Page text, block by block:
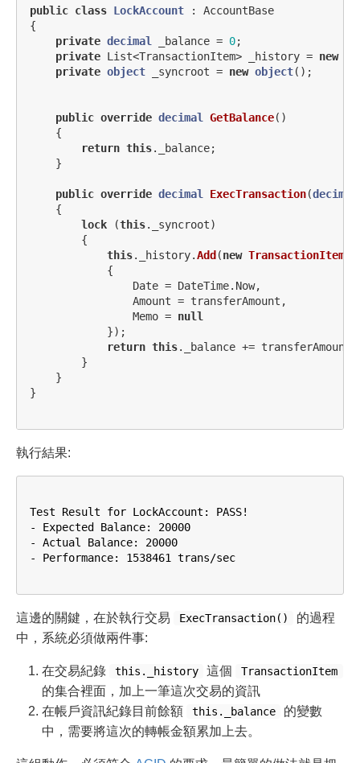
public class LockAccount :
AccountBase
{
private decimal _balance = 0;
private List<TransactionItem> _history = new
private object _syncroot = new object();
public override decimal GetBalance()
{
return this. _balance;
}
public override decimal ExecTransaction(decimal
{
lock
(this. _syncroot)
{
this. _history.Add (new TransactionItem
{
Date = DateTime. Now,
Amount = transferAmount ,
Memo = null
});
return this. _balance += transferAmount
}
}
}
執行結果:
Test Result for LockAccount: PASS!
- Expected Balance: 20000
- Actual Balance: 20000
- Performance: 1538461 trans/sec
這邊的關鍵，在於執行交易 ExecTransaction()
的過程
中，系統必須做兩件事:
在交易紀錄 this._history 這個 TransactionItem
的集合裡面，加上一筆這次交易的資訊
在帳戶資訊紀錄目前餘額
this._balance
的變數
中，需要將這次的轉帳金額累加上去。